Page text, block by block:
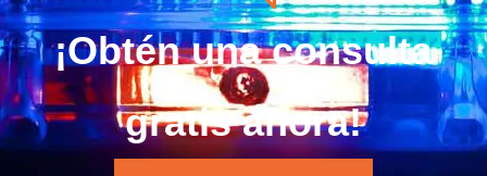
¡Obtén una consulta
gratis ahora!